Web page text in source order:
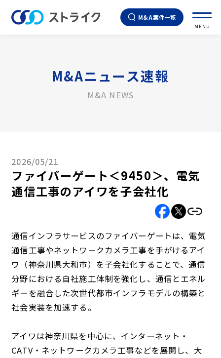
M&A案件一覧
MENU
M&Aニュース速報
M&A NEWS
2026/05/21
ファイバーゲート＜9450＞、電気
通信工事のアイワを子会社化
通信インフラサービスのファイバーゲートは、電気
通信工事やネットワークカメラ工事を手がけるアイ
ワ（神奈川県大和市）を子会社化することで、通信
分野における自社施工体制を強化し、通信とエネル
ギーを融合した次世代都市インフラモデルの構築と
社会実装を加速する。
アイワは神奈川県を中心に、インターネット・
CATV・ネットワークカメラ工事などを展開し、大